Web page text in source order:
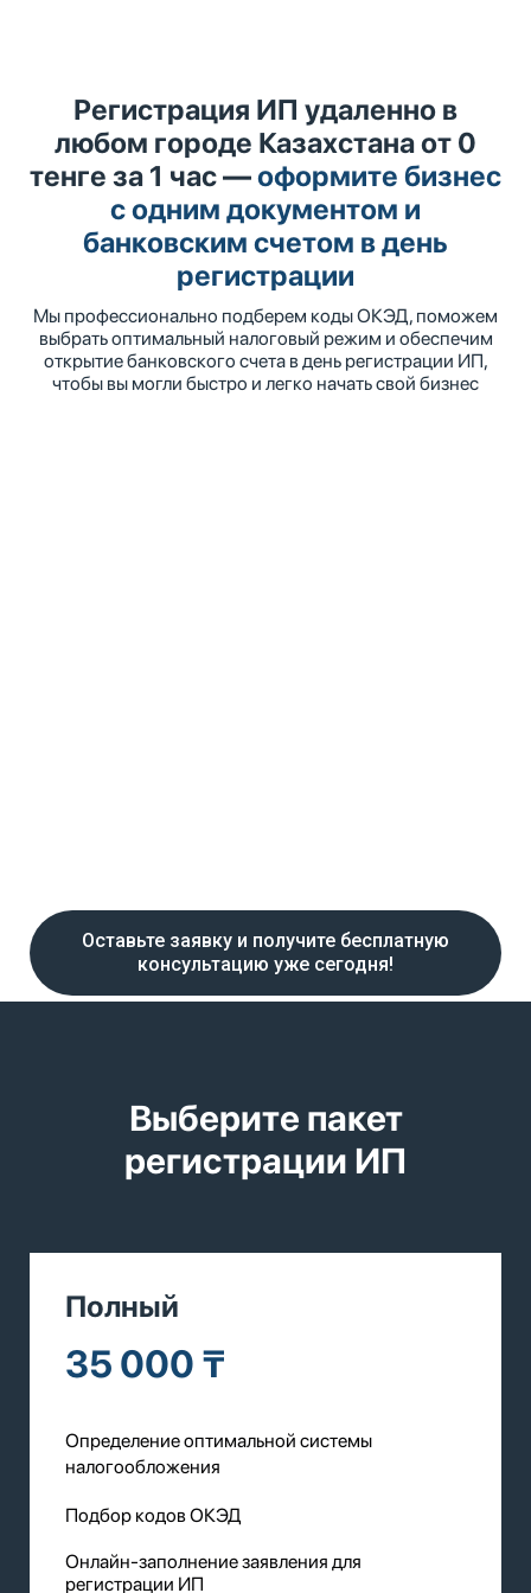
Регистрация ИП удаленно в
любом городе Казахстана от 0
тенге за 1 час —оформите бизнес
с одним документом и
банковским счетом в день
регистрации
Мы профессионально подберем коды ОКЭД, поможем
выбрать оптимальный налоговый режим и обеспечим
открытие банковского счета в день регистрации ИП,
чтобы вы могли быстро и легко начать свой бизнес
Оставьте заявку и получите бесплатную
консультацию уже сегодня!
Выберите пакет
регистрации ИП
Полный
35 000 ₸
Определение оптимальной системы
налогообложения
Подбор кодов ОКЭД
Онлайн-заполнение заявления для
регистрации ИП